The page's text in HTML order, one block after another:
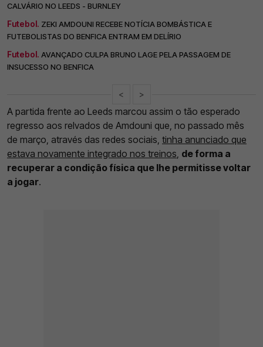
CALVÁRIO NO LEEDS - BURNLEY
Futebol. ZEKI AMDOUNI RECEBE NOTÍCIA BOMBÁSTICA E
FUTEBOLISTAS DO BENFICA ENTRAM EM DELÍRIO
Futebol. AVANÇADO CULPA BRUNO LAGE PELA PASSAGEM DE
INSUCESSO NO BENFICA
< >
A partida frente ao Leeds marcou assim o tão esperado
regresso aos relvados de Amdouni que, no passado mês
de março, através das redes sociais, tinha anunciado que
estava novamente integrado nos treinos, de forma a
recuperar a condição física que lhe permitisse voltar
a jogar.